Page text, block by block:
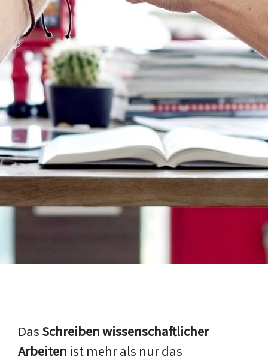
Das Schreiben wissenschaftlicher
Arbeiten ist mehr als nur das